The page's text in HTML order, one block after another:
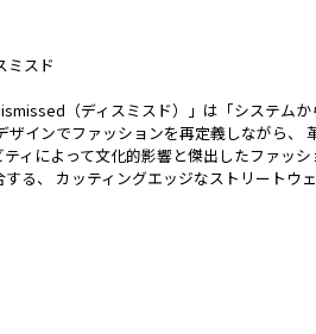
ミスド
（ディスミスド）」は「システム
ザインでファッションを再定義しながら、
ィによって文化的影響と傑出したファッ
る、 カッティングエッジなストリートウ